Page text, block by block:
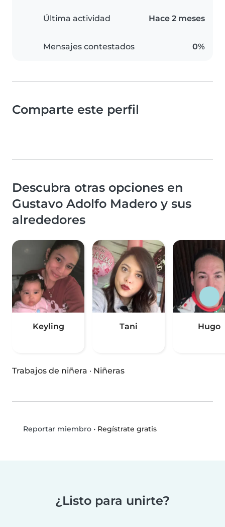
Última actividad Hace 2 meses
Mensajes contestados 0%
Comparte este perfil
Descubra otras opciones en
Gustavo Adolfo Madero y sus
alrededores
Keyling Tani Hugo
Trabajos de niñera · Niñeras
Reportar miembro• Regístrate gratis
¿Listo para unirte?